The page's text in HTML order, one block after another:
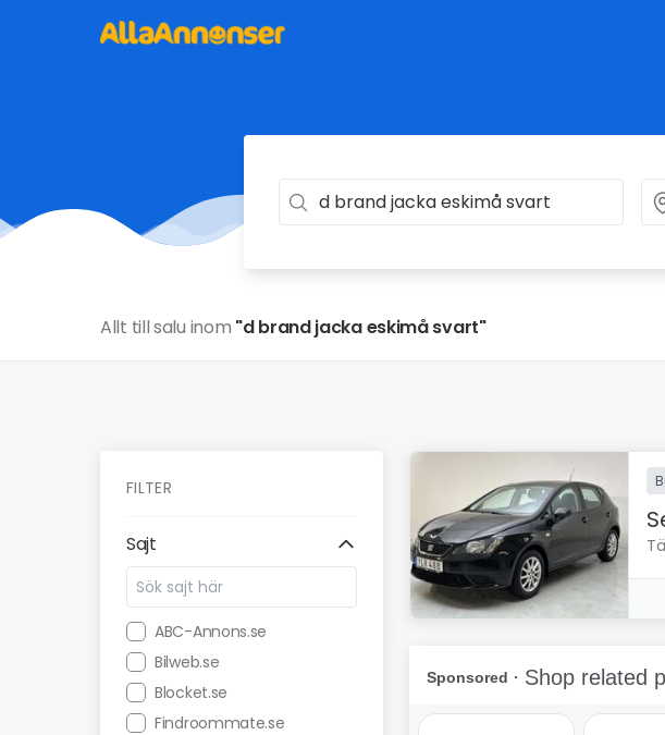
Allt till salu inom "d brand jacka eskimå svart"
FILTER
Sajt
ABC-Annons.se
Bilweb.se
Blocket.se
Findroommate.se